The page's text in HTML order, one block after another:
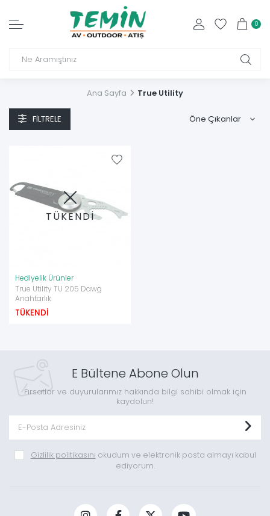
0
Ana Sayfa True Utility
FILTRELE
TÜKENDİ
Hediyelik Ürünler
True Utility TU 205 Dawg
Anahtarlık
TÜKENDİ
E Bültene Abone Olun
Fırsatlar ve duyurularımız hakkında bilgi sahibi olmak için
kaydolun!
Gizlilik politikasını okudum ve elektronik posta almayı kabul
ediyorum.